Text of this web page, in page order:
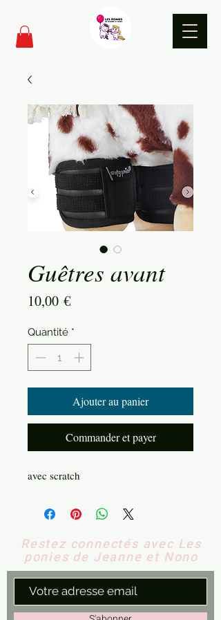
Guêtres avant
10,00 €Prix
Quantité *
Ajouter au panier
Commander et payer
avec scratch
Restez connectés avec Les
ponies de Jeanne et Nono